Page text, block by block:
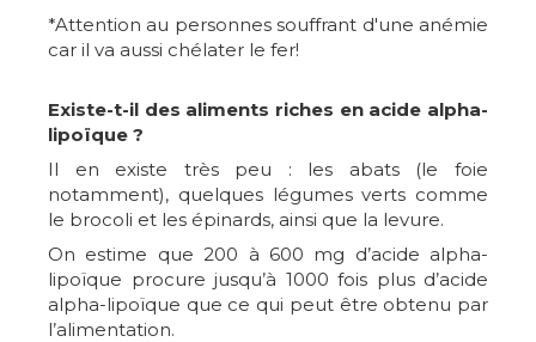
*Attention au personnes souffrant d'une anémie
car il va aussi chélater le fer!
Existe-t-il des aliments riches en acide alpha-
lipoïque ?
Il en existe très peu : les abats (le foie
notamment), quelques légumes verts comme
le brocoli et les épinards, ainsi que la levure.
On estime que 200 à 600 mg d’acide alpha-
lipoïque procure jusqu’à 1000 fois plus d’acide
alpha-lipoïque que ce qui peut être obtenu par
l’alimentation.